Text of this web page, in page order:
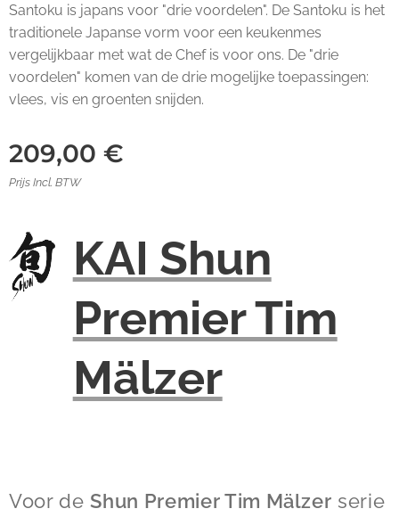
Santoku is japans voor "drie voordelen". De Santoku is het
traditionele Japanse vorm voor een keukenmes
vergelijkbaar met wat de Chef is voor ons. De "drie
voordelen" komen van de drie mogelijke toepassingen:
vlees, vis en groenten snijden.
209,00 €
Prijs Incl. BTW
KAI Shun
Premier Tim
Mälzer
Voor deShun Premier Tim Mälzer serie